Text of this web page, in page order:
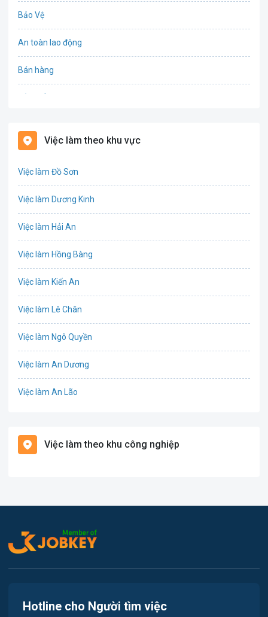
Bảo Vệ
An toàn lao động
Bán hàng
Biên phiên dịch
Văn Phòng
Lao Động Phổ Thông
Việc làm theo khu vực
Việc làm Đồ Sơn
Việc làm Dương Kinh
Việc làm Hải An
Việc làm Hồng Bàng
Việc làm Kiến An
Việc làm Lê Chân
Việc làm Ngô Quyền
Việc làm An Dương
Việc làm An Lão
Việc làm Cát Hải
Việc làm Tiên Lãng
Việc làm Hòa Bình
Việc làm theo khu công nghiệp
Hotline cho Người tìm việc